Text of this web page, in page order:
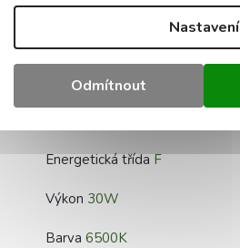
Nastavení
Odmítnout
Volitelný pohybový senzor:
nabízí možnost přidat PIR
součástí dodávky), který
rozsvícení světla při detekci
Energetická třídaF
Výkon 30W
Barva 6500K